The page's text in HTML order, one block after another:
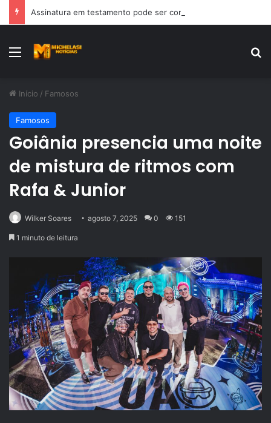
Assinatura em testamento pode ser contestada?
Menu
Início / Famosos
Famosos
Goiânia presencia uma noite
de mistura de ritmos com
Rafa & Junior
Wilker Soares agosto 7, 2025 0 151
1 minuto de leitura